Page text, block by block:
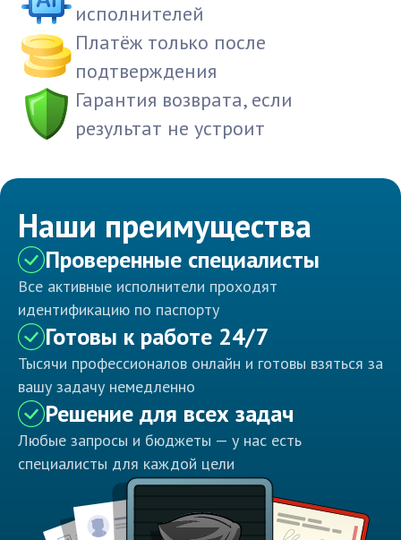
исполнителей
Платёж только после
подтверждения
Гарантия возврата, если
результат не устроит
Наши преимущества
Проверенные специалисты
Все активные исполнители проходят
идентификацию по паспорту
Готовы к работе 24/7
Тысячи профессионалов онлайн и готовы взяться за
вашу задачу немедленно
Решение для всех задач
Любые запросы и бюджеты — у нас есть
специалисты для каждой цели